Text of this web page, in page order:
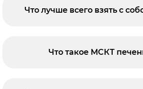
Что лучше всего взять с
Что такое МСКТ